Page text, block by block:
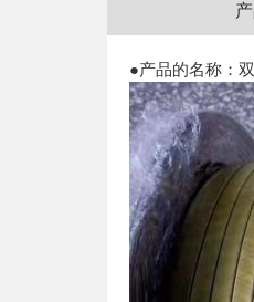
●产品的名称：